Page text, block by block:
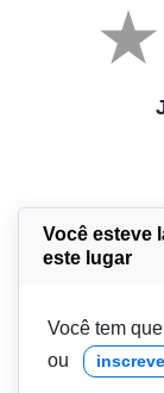
Você esteve
este lugar
Você tem
ou